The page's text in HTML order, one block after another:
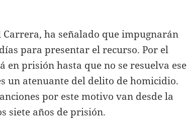
Carrera, ha señalado que impugnarán
para presentar el recurso. Por el
prisión hasta que no se resuelva ese
un atenuante del delito de homicidio.
por este motivo van desde la
siete años de prisión.